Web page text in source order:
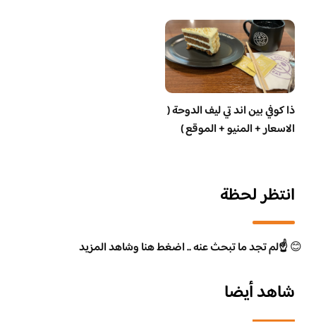
ذا كوفي بين اند تي ليف الدوحة (
الاسعار + المنيو + الموقع )
انتظر لحظة
😊☝️لم تجد ما تبحث عنه .. اضغط هنا وشاهد المزيد
شاهد أيضا